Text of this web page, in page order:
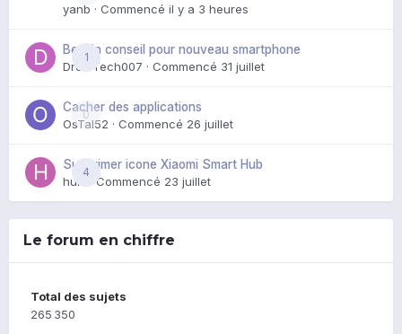
yanb · Commencé il y a 3 heures
1
Besoin conseil pour nouveau smartphone
DroidTech007 · Commencé 31 juillet
0
Cacher des applications
OsTal52 · Commencé 26 juillet
4
Supprimer icone Xiaomi Smart Hub
huik · Commencé 23 juillet
Le forum en chiffre
Total des sujets
265 350